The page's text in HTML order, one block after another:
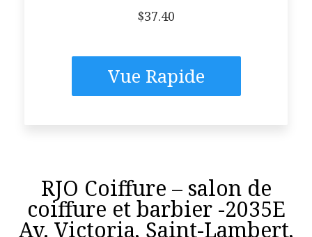
$37.40
Vue Rapide
RJO Coiffure – salon de
coiffure et barbier -2035E
Av. Victoria, Saint-Lambert,